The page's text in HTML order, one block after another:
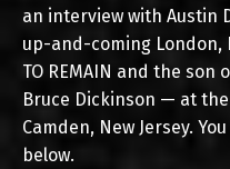
an interview with Austin
up-and-coming London,
TO REMAIN and the son
Bruce Dickinson — at
Camden, New Jersey.
below.